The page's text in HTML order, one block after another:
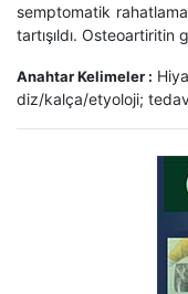
semptomatik
tartışıldı. Osteoartiritin
Anahtar Kelimeler :
diz/kalça/etyoloji;